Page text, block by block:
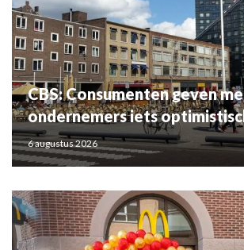
CBS: Consumenten geven
ondernemers iets
6 augustus 2026